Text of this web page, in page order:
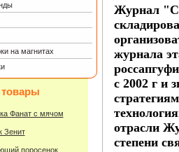
на магнитах
Фанат с мячом
Зенит
поросенок
Журнал
журнала
с 2002 г и
отрасли
степени